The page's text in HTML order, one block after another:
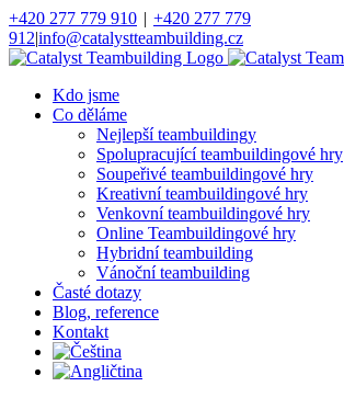
Přeskočit
na
obsah
+420 277 779 910 | +420 277 779
912|info@catalystteambuilding.cz
Facebook
Instagram
Kdo jsme
Co děláme
Nejlepší teambuildingy
Spolupracující teambuildingové hry
Soupeřivé teambuildingové hry
Kreativní teambuildingové hry
Venkovní teambuildingové hry
Online Teambuildingové hry
Hybridní teambuilding
Vánoční teambuilding
Časté dotazy
Blog, reference
Kontakt